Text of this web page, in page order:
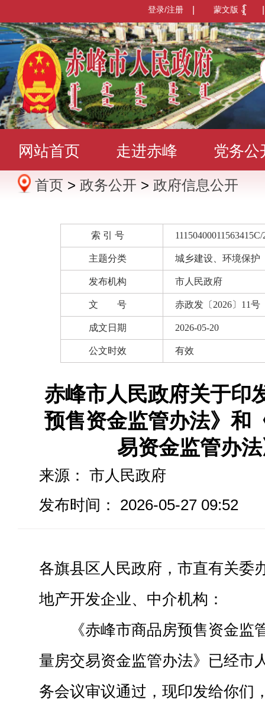
蒙文版
登录/注册
网站首页 走进赤峰 党务公
办事服务 政民互动 数据发
首页 > 政务公开 > 政府信息公开
索 引 号
主题分类 城乡建设、环境保护
发布机构 市人民政府
文 号 赤政发〔2026〕11号
成文日期 2026-05-20
公文时效 有效
赤峰市人民政府关于印
预售资金监管办法》和
易资金监管办
来源： 市人民政府
发布时间： 2026-05-27 09:52
各旗县区人民政府，市直有关委
地产开发企业、中介机构：
《赤峰市商品房预售资金监
量房交易资金监管办法》已经市
务会议审议通过，现印发给你们